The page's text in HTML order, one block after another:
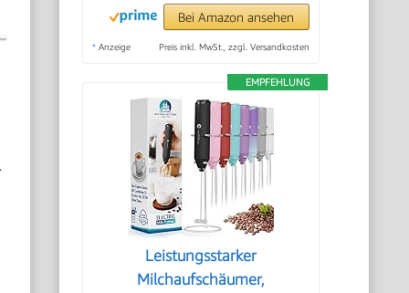
Bei Amazon ansehen
* Anzeige Preis inkl. MwSt., zzgl. Versandkosten
EMPFEHLUNG
Leistungsstarker
Milchaufschäumer,